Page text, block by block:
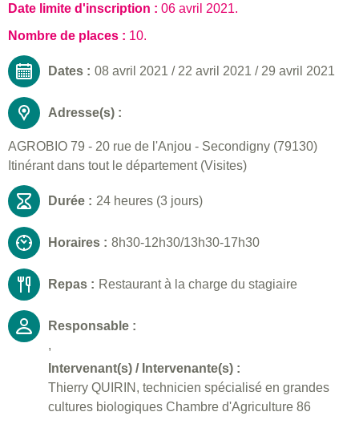
Date limite d'inscription : 06 avril 2021.
Nombre de places : 10.
Dates : 08 avril 2021 / 22 avril 2021 / 29 avril 2021
Adresse(s) :
AGROBIO 79 - 20 rue de l'Anjou - Secondigny (79130)
Itinérant dans tout le département (Visites)
Durée : 24 heures (3 jours)
Horaires : 8h30-12h30/13h30-17h30
Repas : Restaurant à la charge du stagiaire
Responsable :
,
Intervenant(s) / Intervenante(s) :
Thierry QUIRIN, technicien spécialisé en grandes
cultures biologiques Chambre d'Agriculture 86